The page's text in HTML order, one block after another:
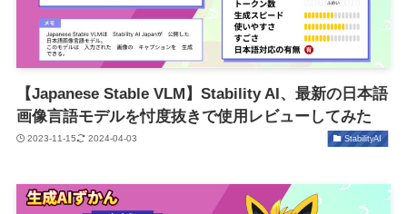
【Japanese Stable VLM】Stability AI、最新の日本語
画像言語モデルを忖度抜きで使用レビューしてみた
2023-11-15 2024-04-03 StabilityAI